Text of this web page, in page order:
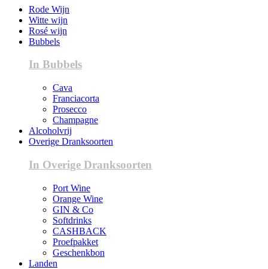
Rode Wijn
Witte wijn
Rosé wijn
Bubbels
In Bubbels
Cava
Franciacorta
Prosecco
Champagne
Alcoholvrij
Overige Dranksoorten
In Overige Dranksoorten
Port Wine
Orange Wine
GIN & Co
Softdrinks
CASHBACK
Proefpakket
Geschenkbon
Landen